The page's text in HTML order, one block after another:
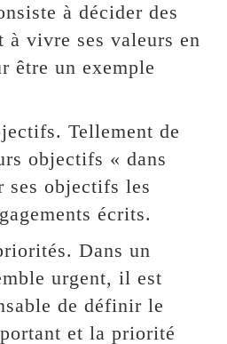
à décider des
à vivre ses valeurs en
être un exemple
Tellement de
objectifs « dans
ses objectifs les
écrits.
Dans un
urgent, il est
de définir le
et la priorité